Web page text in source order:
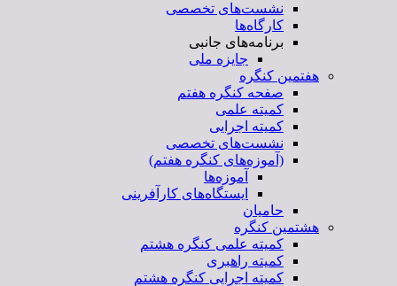
نشست‌های تخصصی
کارگاه‌ها
برنامه‌های جانبی
جایزه ملی
هفتمین کنگره
صفحه کنگره هفتم
کمیته علمی
کمیته اجرایی
نشست‌های تخصصی
(آموزه‌های کنگره هفتم)
آموزه‌ها
ایستگاه‌های کارآفرینی
حامیان
هشتمین کنگره
کمیته علمی کنگره هشتم
کمیته راهبری
کمیته اجرایی کنگره هشتم